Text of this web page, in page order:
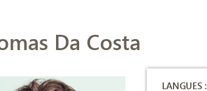
Da Costa
LANGUES :